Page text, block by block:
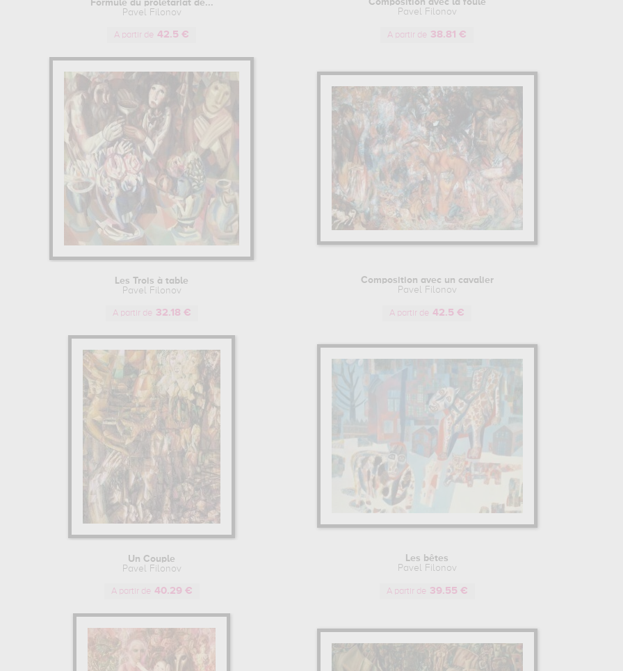
Formule du prolétariat de...
Pavel Filonov
A partir de 42.5 €
Composition avec la foule
Pavel Filonov
A partir de 38.81 €
Les Trois à table
Pavel Filonov
A partir de 32.18 €
Composition avec un cavalier
Pavel Filonov
A partir de 42.5 €
Un Couple
Pavel Filonov
A partir de 40.29 €
Les bêtes
Pavel Filonov
A partir de 39.55 €